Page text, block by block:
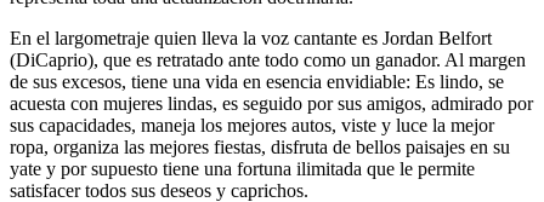
En el largometraje quien lleva la voz cantante es Jordan Belfort
(DiCaprio), que es retratado ante todo como un ganador. Al margen
de sus excesos, tiene una vida en esencia envidiable: Es lindo, se
acuesta con mujeres lindas, es seguido por sus amigos, admirado por
sus capacidades, maneja los mejores autos, viste y luce la mejor
ropa, organiza las mejores fiestas, disfruta de bellos paisajes en su
yate y por supuesto tiene una fortuna ilimitada que le permite
satisfacer todos sus deseos y caprichos.